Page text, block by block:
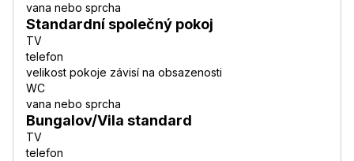
vana nebo sprcha
Standardní společný pokoj
TV
telefon
velikost pokoje závisí na obsazenosti
WC
vana nebo sprcha
Bungalov/Vila standard
TV
telefon